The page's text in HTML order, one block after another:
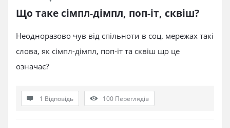
Що таке сімпл-дімпл, поп-іт, сквіш?
Неодноразово чув від спільноти в соц. мережах такі
слова, як сімпл-дімпл, поп-іт та сквіш що це
означає?
1 Відповідь 100 Переглядів